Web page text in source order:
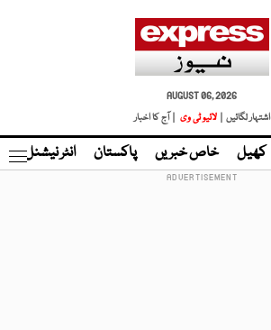
AUGUST 06, 2026
اشتہار لگائیں |
لائیو ٹی وی | آج کا اخبار
کھیل خاص خبریں پاکستان انٹر نیشنل